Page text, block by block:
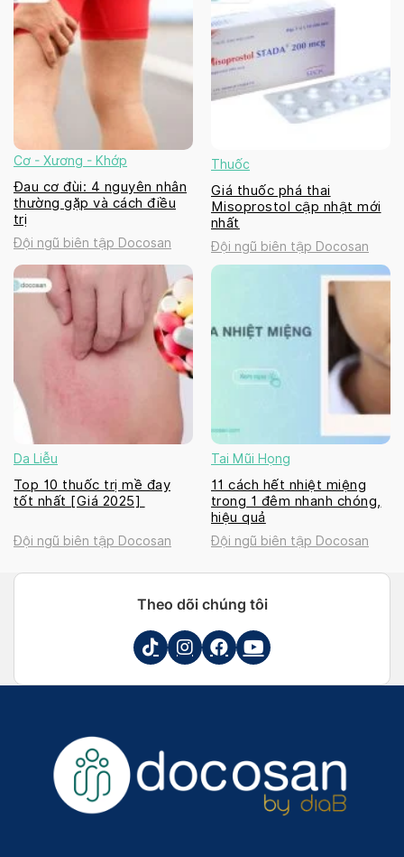
Cơ - Xương - Khớp
Đau cơ đùi: 4 nguyên nhân
thường gặp và cách điều
trị
Đội ngũ biên tập Docosan
Thuốc
Giá thuốc phá thai
Misoprostol cập nhật mới
nhất
Đội ngũ biên tập Docosan
Da Liễu
Top 10 thuốc trị mề đay
tốt nhất [Giá 2025]
Đội ngũ biên tập Docosan
Tai Mũi Họng
11 cách hết nhiệt miệng
trong 1 đêm nhanh chóng,
hiệu quả
Đội ngũ biên tập Docosan
Theo dõi chúng tôi